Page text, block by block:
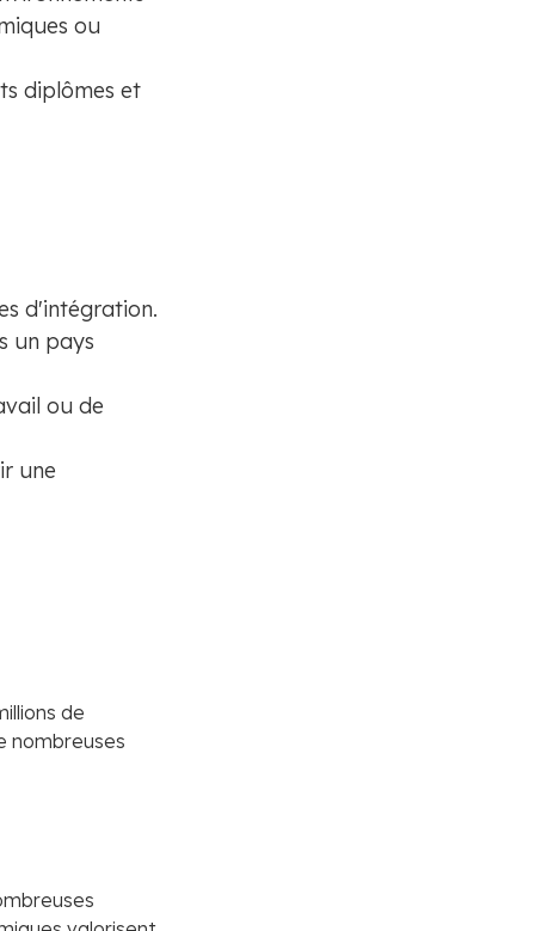
ou
diplômes et
d'intégration.
un pays
ou de
une
de
nombreuses